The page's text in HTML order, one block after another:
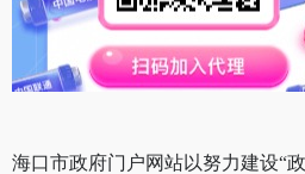
海口市政府门户网站以努力建设“